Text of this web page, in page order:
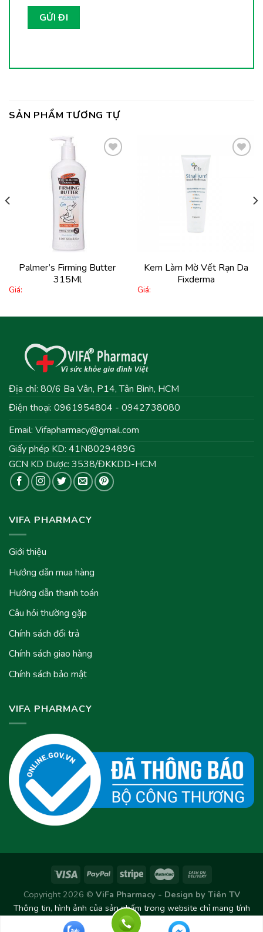
SẢN PHẨM TƯƠNG TỰ
Palmer’s Firming Butter
315Ml
Giá:
Kem Làm Mờ Vết Rạn Da
Fixderma
Giá:
Địa chỉ: 80/6 Ba Vân, P14, Tân Bình, HCM
Điện thoại: 0961954804 - 0942738080
Email: Vifapharmacy@gmail.com
Giấy phép KD: 41N8029489G
GCN KD Dược: 3538/ĐKKDD-HCM
VIFA PHARMACY
Giới thiệu
Hướng dẫn mua hàng
Hướng dẫn thanh toán
Câu hỏi thường gặp
Chính sách đổi trả
Chính sách giao hàng
Chính sách bảo mật
VIFA PHARMACY
Copyright 2026 © ViFa Pharmacy - Design by Tiên TV
Thông tin, hình ảnh của sản phẩm trong website chỉ mang tính
chất tham khảo. Sản phẩm thực tế có thể thay đổi/chênh lệch